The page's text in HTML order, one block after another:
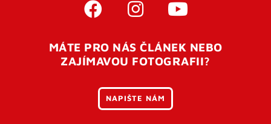
MÁTE PRO NÁS ČLÁNEK NEBO
ZAJÍMAVOU FOTOGRAFII?
NAPIŠTE NÁM